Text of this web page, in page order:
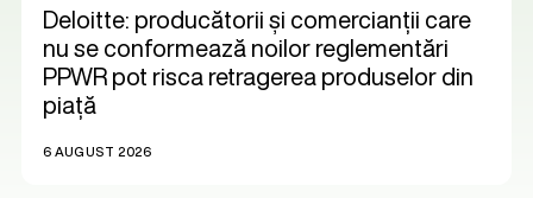
Deloitte: producătorii și comercianții care
nu se conformează noilor reglementări
PPWR pot risca retragerea produselor din
piață
6 AUGUST 2026